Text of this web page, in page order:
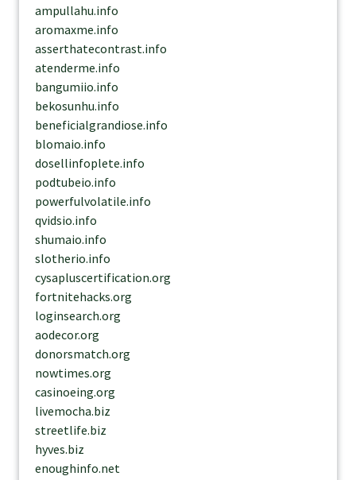
ampullahu.info
aromaxme.info
asserthatecontrast.info
atenderme.info
bangumiio.info
bekosunhu.info
beneficialgrandiose.info
blomaio.info
dosellinfoplete.info
podtubeio.info
powerfulvolatile.info
qvidsio.info
shumaio.info
slotherio.info
cysapluscertification.org
fortnitehacks.org
loginsearch.org
aodecor.org
donorsmatch.org
nowtimes.org
casinoeing.org
livemocha.biz
streetlife.biz
hyves.biz
enoughinfo.net